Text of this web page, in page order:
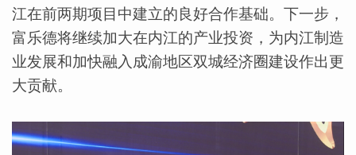
江在前两期项目中建立的良好合作基础。下一步，
富乐德将继续加大在内江的产业投资，为内江制造
业发展和加快融入成渝地区双城经济圈建设作出更
大贡献。